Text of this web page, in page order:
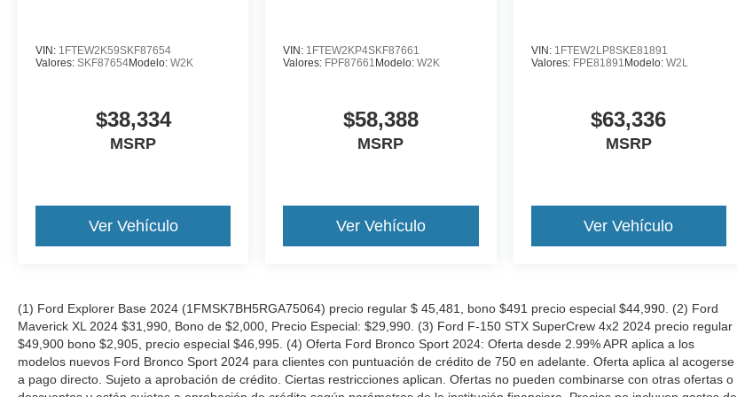
VIN: 1FTEW2K59SKF87654
Valores: SKF87654Modelo: W2K
$38,334
MSRP
Ver Vehículo
VIN: 1FTEW2KP4SKF87661
Valores: FPF87661 Modelo:W2K
$58,388
MSRP
Ver Vehículo
VIN: 1FTEW2LP8SKE81891
Valores: FPE81891 Modelo: W2L
$63,336
MSRP
Ver Vehículo
(1) Ford Explorer Base 2024 (1FMSK7BH5RGA75064) precio regular $ 45,481, bono $491 precio especial $44,990. (2) Ford
Maverick XL 2024 $31,990, Bono de $2,000, Precio Especial: $29,990. (3) Ford F-150 STX SuperCrew 4x2 2024 precio regular
$49,900 bono $2,905, precio especial $46,995. (4) Oferta Ford Bronco Sport 2024: Oferta desde 2.99% APR aplica a los
modelos nuevos Ford Bronco Sport 2024 para clientes con puntuación de crédito de 750 en adelante. Oferta aplica al acogerse
a pago directo. Sujeto a aprobación de crédito. Ciertas restricciones aplican. Ofertas no pueden combinarse con otras ofertas o